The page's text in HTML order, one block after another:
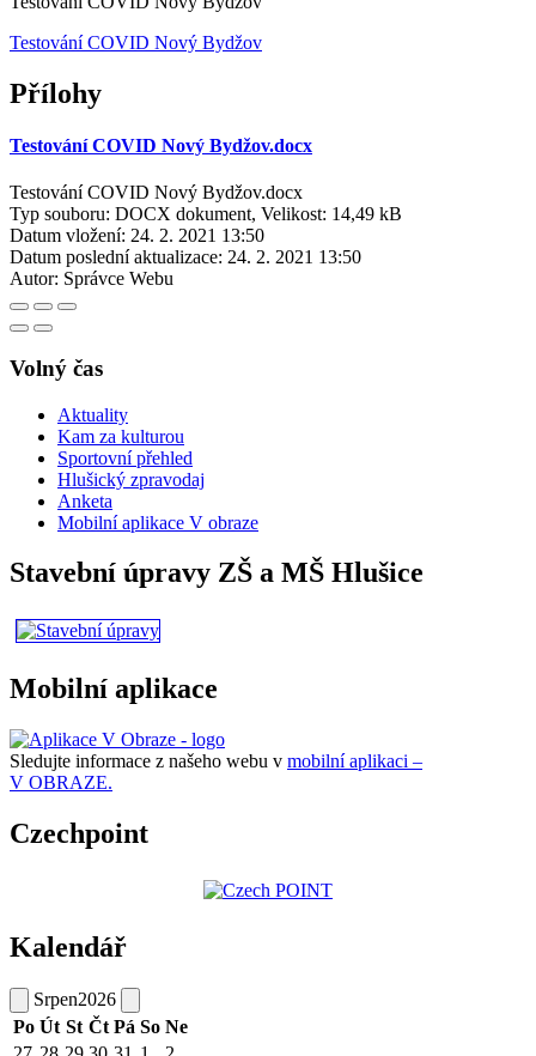
Testování COVID Nový Bydžov
Přílohy
Testování COVID Nový Bydžov.docx
Testování COVID Nový Bydžov.docx
Typ souboru: DOCX dokument, Velikost: 14,49 kB
Datum vložení: 24. 2. 2021 13:50
Datum poslední aktualizace: 24. 2. 2021 13:50
Autor: Správce Webu
Volný čas
Aktuality
Kam za kulturou
Sportovní přehled
Hlušický zpravodaj
Anketa
Mobilní aplikace V obraze
Stavební úpravy ZŠ a MŠ Hlušice
Mobilní aplikace
Sledujte informace z našeho webu v mobilní aplikaci –
V OBRAZE.
Czechpoint
Kalendář
Srpen2026
Po Út St Čt Pá So Ne